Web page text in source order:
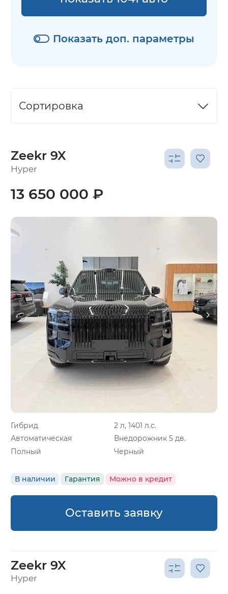
Показать доп. параметры
Сортировка
Zeekr 9X
Hyper
Гибрид
2 л, 1401 л.с.
Автоматическая
Внедорожник 5 дв.
Полный
Черный
В наличии Гарантия Можно в кредит
13 650 000 ₽
Оставить заявку
Zeekr 9X
Hyper